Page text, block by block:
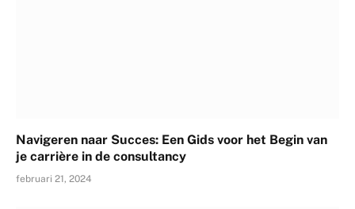
Navigeren naar Succes: Een Gids voor het Begin van
je carrière in de consultancy
februari 21, 2024